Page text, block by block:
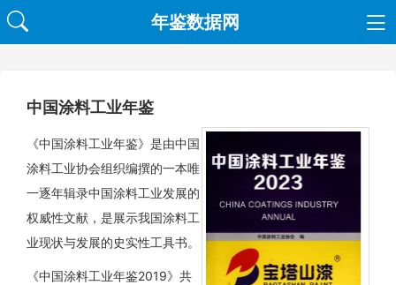
年鉴数据网
中国涂料工业年鉴
《中国涂料工业年鉴》是由中国
涂料工业协会组织编撰的一本唯
一逐年辑录中国涂料工业发展的
权威性文献，是展示我国涂料工
业现状与发展的史实性工具书。
《中国涂料工业年鉴2019》共